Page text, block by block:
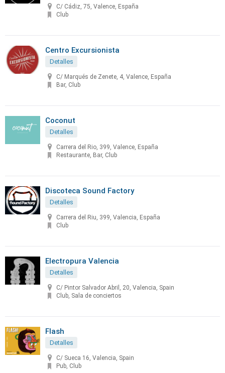
C/ Cádiz, 75, Valence, España
Club
Centro Excursionista
Detalles
C/ Marqués de Zenete, 4, Valence, España
Bar, Club
Coconut
Detalles
Carrera del Rio, 399, Valence, España
Restaurante, Bar, Club
Discoteca Sound Factory
Detalles
Carrera del Riu, 399, Valencia, España
Club
Electropura Valencia
Detalles
C/ Pintor Salvador Abril, 20, Valencia, Spain
Club, Sala de conciertos
Flash
Detalles
C/ Sueca 16, Valencia, Spain
Pub, Club